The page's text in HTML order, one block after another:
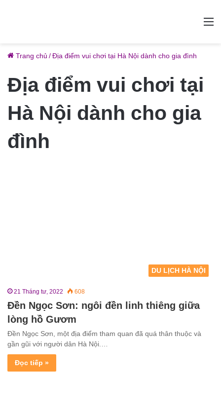
Trang chủ /Địa điểm vui chơi tại Hà Nội dành cho gia đình
Địa điểm vui chơi tại
Hà Nội dành cho gia
đình
DU LỊCH HÀ NỘI
21 Tháng tư, 2022 608
Đền Ngọc Sơn: ngôi đền linh thiêng giữa
lòng hồ Gươm
Đền Ngọc Sơn, một địa điểm tham quan đã quá thân thuộc và
gần gũi với người dân Hà Nội.…
Đọc tiếp »